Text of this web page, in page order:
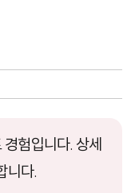
험입니다. 상세
니다.